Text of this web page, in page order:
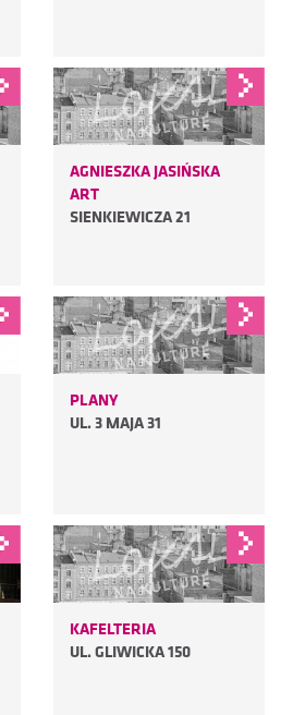
AGNIESZKA JASIŃSKA
ART
SIENKIEWICZA 21
PLANY
UL. 3 MAJA 31
KAFELTERIA
UL. GLIWICKA 150